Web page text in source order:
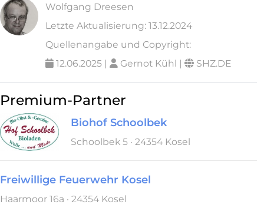
Wolfgang Dreesen
Letzte Aktualisierung: 13.12.2024
Quellenangabe und Copyright:
12.06.2025 |
Gernot Kühl | SHZ.DE
Premium-Partner
Biohof Schoolbek
Schoolbek 5 · 24354 Kosel
Freiwillige Feuerwehr Kosel
Haarmoor 16a · 24354 Kosel